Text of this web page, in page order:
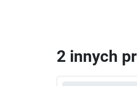
2 innych